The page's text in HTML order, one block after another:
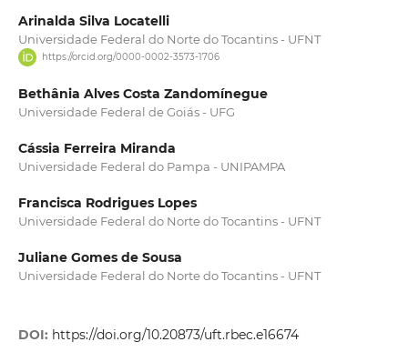
Arinalda Silva Locatelli
Universidade Federal do Norte do Tocantins - UFNT
https://orcid.org/0000-0002-3573-1706
Bethânia Alves Costa Zandomínegue
Universidade Federal de Goiás - UFG
Cássia Ferreira Miranda
Universidade Federal do Pampa - UNIPAMPA
Francisca Rodrigues Lopes
Universidade Federal do Norte do Tocantins - UFNT
Juliane Gomes de Sousa
Universidade Federal do Norte do Tocantins - UFNT
DOI: https://doi.org/10.20873/uft.rbec.e16674